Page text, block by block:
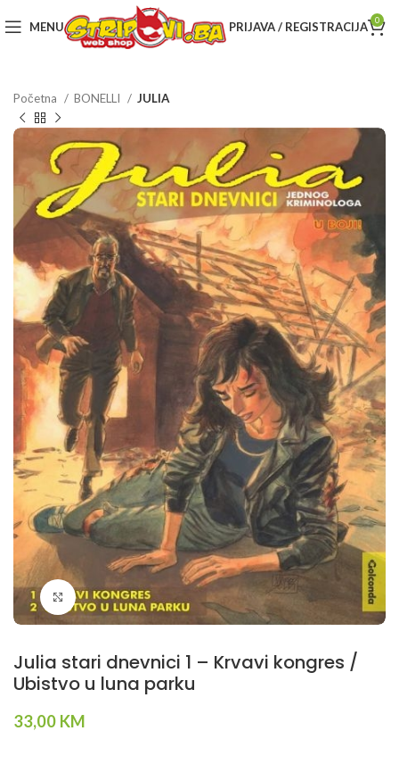
MENU PRIJAVA / REGISTRACIJA 0
Početna BONELLI JULIA
Klikni da povečaš
Julia stari dnevnici 1 – Krvavi kongres /
Ubistvo u luna parku
33,00 KM